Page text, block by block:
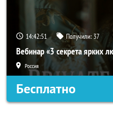
14:42:50 Получили: 37
Вебинар «3 секрета ярких
Россия
Бесплатно